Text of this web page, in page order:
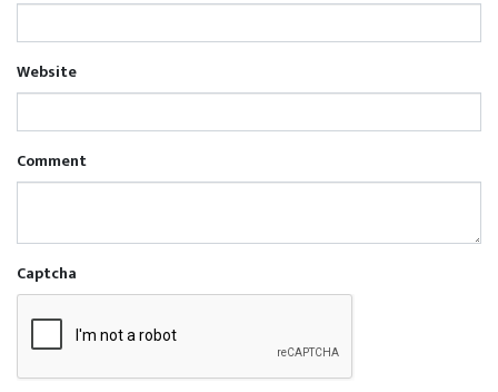
Website
Comment
Captcha